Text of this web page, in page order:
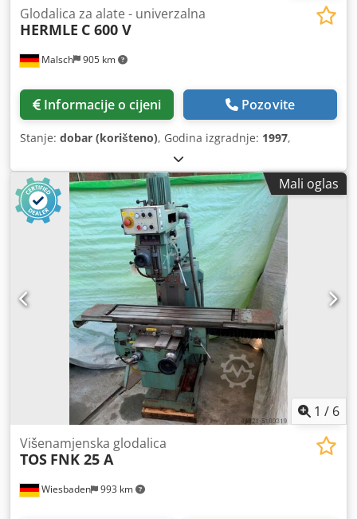
Malsch 905 km
Glodalica za alate - univerzalna
HERMLE C 600 V
Informacije o cijeni Pozovite
Stanje: dobar (korišteno), Godina izgradnje: 1997,
Mali oglas
1 / 6
Wiesbaden 993 km
Višenamjenska glodalica
TOS FNK 25 A